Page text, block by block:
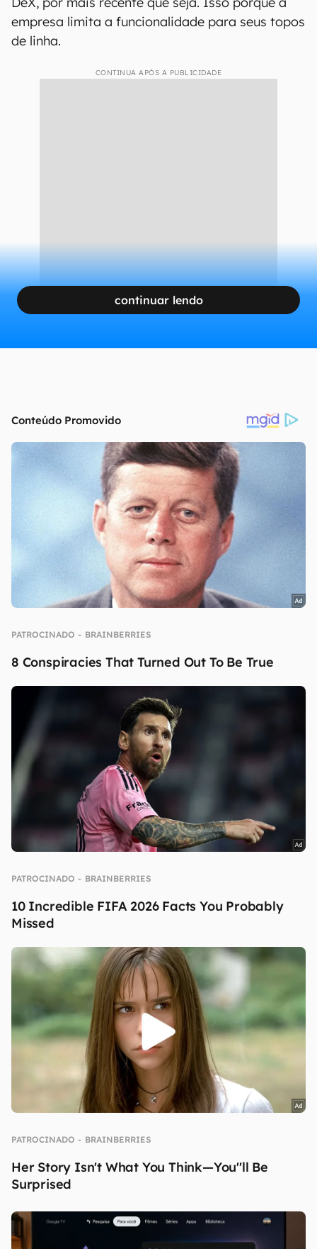
empresa limita a funcionalidade para seus topos
de linha.
CONTINUA APÓS A PUBLICIDADE
continuar lendo